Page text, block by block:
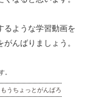
るような学習動画を
んばりましょう。
。
もうちょっとがんばろ